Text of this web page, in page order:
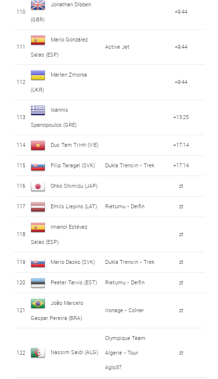
110
Jonathan Dibben
(GBR)
+9:44
111
Mario González
Salas (ESP)
Active Jet +9:44
112
Marlen Zmorka
(UKR)
+9:44
113
Ioannis
Spanopoulos (GRE)
+13:25
114 Duc Tam Trinh (VIE) +17:14
115 Filip Taragel (SVK) Dukla Trencin - Trek +17:14
116 Ohko Shimizu (JAP) zt
117 Emils Liepins (LAT) Rietumu - Delfin zt
118
Imanol Estévez
Salas (ESP)
zt
119 Mario Dasko (SVK) Dukla Trencin - Trek zt
120 Peeter Tarvis (EST) Rietumu - Delfin zt
121
João Marcelo
Gaspar Pereira (BRA)
Ironage - Colner zt
122 Nassim Saidi (ALG)
Olympique Team
Algerie - Tour
Aglo37
zt